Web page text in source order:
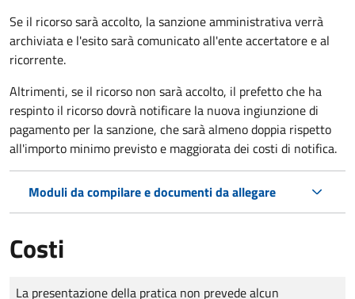
Se il ricorso sarà accolto, la sanzione amministrativa verrà
archiviata e l'esito sarà comunicato all'ente accertatore e al
ricorrente.
Altrimenti, se il ricorso non sarà accolto, il prefetto che ha
respinto il ricorso dovrà notificare la nuova ingiunzione di
pagamento per la sanzione, che sarà almeno doppia rispetto
all'importo minimo previsto e maggiorata dei costi di notifica.
Moduli da compilare e documenti da allegare
Costi
Tipo di pagamento
Importo
La presentazione della pratica non prevede alcun